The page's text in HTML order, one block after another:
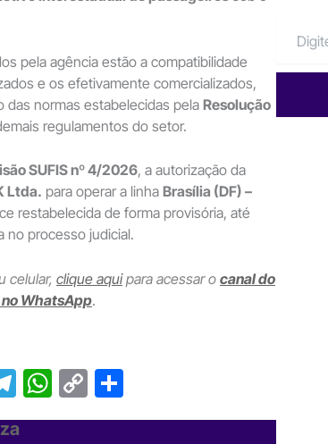
pela agência estão a compatibilidade
e os efetivamente comercializados,
das normas estabelecidas pela Resolução
regulamentos do setor.
SUFIS nº 4/2026, a autorização da
Ltda. para operar a linha Brasília (DF) –
restabelecida de forma provisória, até
no processo judicial.
celular, clique aquipara acessar o canal do
no WhatsApp.
T
el
W
h
C
o h